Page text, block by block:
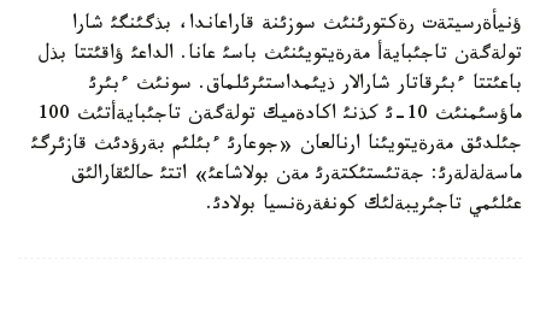
ؤنيأةرسيتةت رةكتورئنئث سوزئنة قاراعاندا، بذگئنگئ شارا
تولةگةن تاجئبايةأ مةرةيتويئنئث باسئ عانا. الداعئ ؤاقئتتا بذل
باعئتتا ءبئرقاتار شارالار ذيئمداستئرئلماق. سونئث ءبئرئ
ماؤسئمنئث 10-ئ كذنئ اكادةميك تولةگةن تاجئبايةأتئث 100
جئلدئق مةرةيتويئنا ارنالعان «جوعارئ ءبئلئم بةرؤدئث قازئرگئ
ماسةلةلةرئ: جةتئستئكتةرئ مةن بولاشاعئ» اتتئ حالئقارالئق
عئلئمي تاجئريبةلئك كونفةرةنسيا بولادئ.